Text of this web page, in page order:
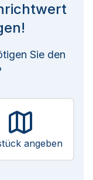
Sie den
angeben